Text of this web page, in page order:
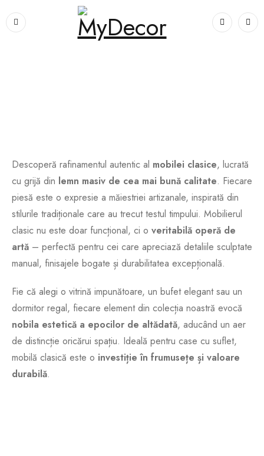
Descoperă rafinamentul autentic al mobilei clasice, lucrată
cu grijă din lemn masiv de cea mai bună calitate. Fiecare
piesă este o expresie a măiestriei artizanale, inspirată din
stilurile tradiționale care au trecut testul timpului. Mobilierul
clasic nu este doar funcțional, ci o veritabilă operă de
artă – perfectă pentru cei care apreciază detaliile sculptate
manual, finisajele bogate și durabilitatea excepțională.
Fie că alegi o vitrină impunătoare, un bufet elegant sau un
dormitor regal, fiecare element din colecția noastră evocă
nobila estetică a epocilor de altădată, aducând un aer
de distincție oricărui spațiu. Ideală pentru case cu suflet,
mobilă clasică este o investiție în frumusețe și valoare
durabilă.